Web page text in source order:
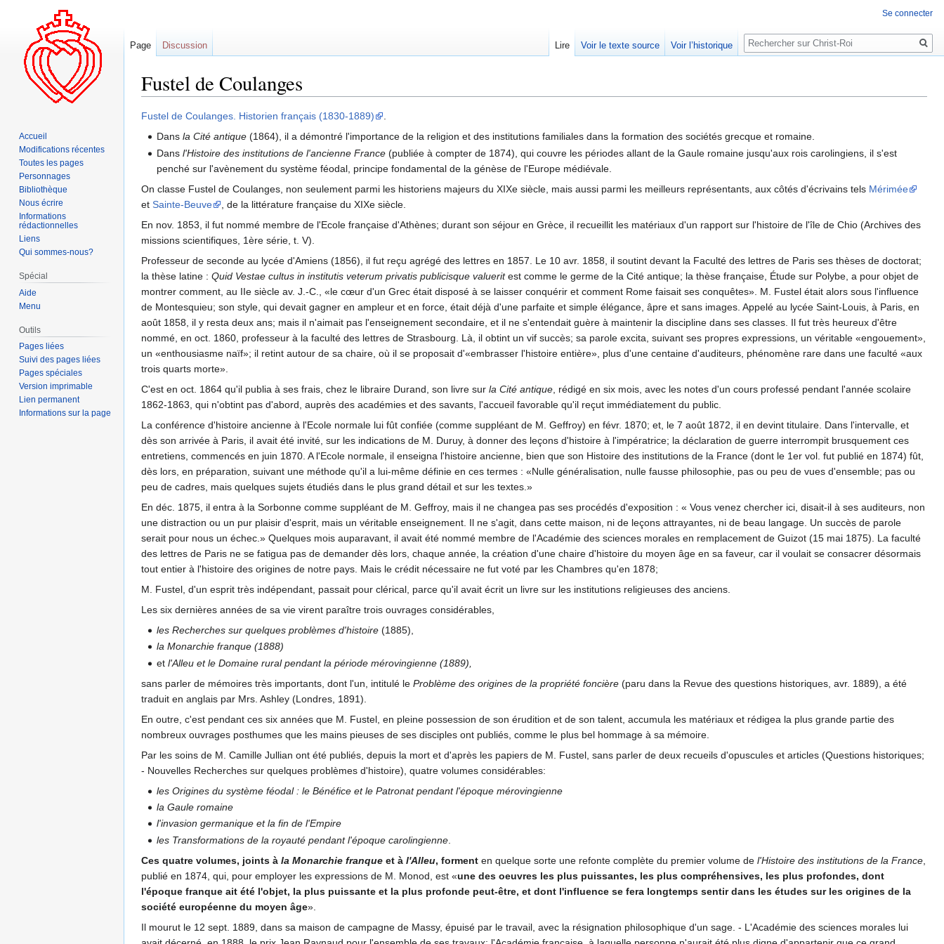
Fustel de Coulanges
Aller
Aller
Fustel de Coulanges. Historien français (1830-1889)
.
Dansla Cité antique (1864), il a démontré l'importance de la religion et des institutions familiales dans la formation des sociétés grecque et romaine.
Dansl'Histoire des institutions de l'ancienne France (publiée à compter de 1874), qui couvre les périodes allant de la Gaule romaine jusqu'aux rois carolingiens, il s'est
penché sur l'avènement du système féodal, principe fondamental de la génèse de l'Europe médiévale.
On classe Fustel de Coulanges, non seulement parmi les historiens majeurs du XIXe siècle, mais aussi parmi les meilleurs représentants, aux côtés d'écrivains tels Mérimée
et Sainte-Beuve
, de la littérature française du XIXe siècle.
En nov. 1853, il fut nommé membre de l'Ecole française d'Athènes; durant son séjour en Grèce, il recueillit les matériaux d'un rapport sur l'histoire de l'île de Chio (Archives des
missions scientifiques, 1ère série, t. V).
Professeur de seconde au lycée d'Amiens (1856), il fut reçu agrégé des lettres en 1857. Le 10 avr. 1858, il soutint devant la Faculté des lettres de Paris ses thèses de doctorat;
la thèse latine : Quid Vestae cultus in institutis veterum privatis publicisque valueritest comme le germe de la Cité antique; la thèse française, Étude sur Polybe, a pour objet de
montrer comment, au IIe siècle av. J.-C., «le cœur d'un Grec était disposé à se laisser conquérir et comment Rome faisait ses conquêtes». M. Fustel était alors sous l'influence
de Montesquieu; son style, qui devait gagner en ampleur et en force, était déjà d'une parfaite et simple élégance, âpre et sans images. Appelé au lycée Saint-Louis, à Paris, en
août 1858, il y resta deux ans; mais il n'aimait pas l'enseignement secondaire, et il ne s'entendait guère à maintenir la discipline dans ses classes. Il fut très heureux d'être
nommé, en oct. 1860, professeur à la faculté des lettres de Strasbourg. Là, il obtint un vif succès; sa parole excita, suivant ses propres expressions, un véritable «engouement»,
un «enthousiasme naïf»; il retint autour de sa chaire, où il se proposait d'«embrasser l'histoire entière», plus d'une centaine d'auditeurs, phénomène rare dans une faculté «aux
trois quarts morte».
C'est en oct. 1864 qu'il publia à ses frais, chez le libraire Durand, son livre sur la Cité antique , rédigé en six mois, avec les notes d'un cours professé pendant l'année scolaire
1862-1863, qui n'obtint pas d'abord, auprès des académies et des savants, l'accueil favorable qu'il reçut immédiatement du public.
La conférence d'histoire ancienne à l'Ecole normale lui fût confiée (comme suppléant de M. Geffroy) en févr. 1870; et, le 7 août 1872, il en devint titulaire. Dans l'intervalle, et
dès son arrivée à Paris, il avait été invité, sur les indications de M. Duruy, à donner des leçons d'histoire à l'impératrice; la déclaration de guerre interrompit brusquement ces
entretiens, commencés en juin 1870. A l'Ecole normale, il enseigna l'histoire ancienne, bien que son Histoire des institutions de la France (dont le 1er vol. fut publié en 1874) fût,
dès lors, en préparation, suivant une méthode qu'il a lui-même définie en ces termes : «Nulle généralisation, nulle fausse philosophie, pas ou peu de vues d'ensemble; pas ou
peu de cadres, mais quelques sujets étudiés dans le plus grand détail et sur les textes.»
En déc. 1875, il entra à la Sorbonne comme suppléant de M. Geffroy, mais il ne changea pas ses procédés d'exposition : « Vous venez chercher ici, disait-il à ses auditeurs, non
une distraction ou un pur plaisir d'esprit, mais un véritable enseignement. Il ne s'agit, dans cette maison, ni de leçons attrayantes, ni de beau langage. Un succès de parole
serait pour nous un échec.» Quelques mois auparavant, il avait été nommé membre de l'Académie des sciences morales en remplacement de Guizot (15 mai 1875). La faculté
des lettres de Paris ne se fatigua pas de demander dès lors, chaque année, la création d'une chaire d'histoire du moyen âge en sa faveur, car il voulait se consacrer désormais
tout entier à l'histoire des origines de notre pays. Mais le crédit nécessaire ne fut voté par les Chambres qu'en 1878;
M. Fustel, d'un esprit très indépendant, passait pour clérical, parce qu'il avait écrit un livre sur les institutions religieuses des anciens.
Les six dernières années de sa vie virent paraître trois ouvrages considérables,
les Recherches sur quelques problèmes d'histoire (1885),
la Monarchie franque (1888)
etl'Alleu et le Domaine rural pendant la période mérovingienne (1889),
sans parler de mémoires très importants, dont l'un, intitulé le Problème des origines de la propriété foncière (paru dans la Revue des questions historiques, avr. 1889), a été
traduit en anglais par Mrs. Ashley (Londres, 1891).
En outre, c'est pendant ces six années que M. Fustel, en pleine possession de son érudition et de son talent, accumula les matériaux et rédigea la plus grande partie des
nombreux ouvrages posthumes que les mains pieuses de ses disciples ont publiés, comme le plus bel hommage à sa mémoire.
Par les soins de M. Camille Jullian ont été publiés, depuis la mort et d'après les papiers de M. Fustel, sans parler de deux recueils d'opuscules et articles (Questions historiques;
- Nouvelles Recherches sur quelques problèmes d'histoire), quatre volumes considérables:
les Origines du système féodal : le Bénéfice et le Patronat pendant l'époque mérovingienne
la Gaule romaine
l'invasion germanique et la fin de l'Empire
les Transformations de la royauté pendant l'époque carolingienne
Ces quatre volumes, joints à la Monarchie franque et à l'Alleu, forment en quelque sorte une refonte complète du premier volume de l'Histoire des institutions de la France
publié en 1874, qui, pour employer les expressions de M. Monod, est «une des oeuvres les plus puissantes, les plus compréhensives, les plus profondes, dont
l'époque franque ait été l'objet, la plus puissante et la plus profonde peut-être, et dont l'influence se fera longtemps sentir dans les études sur les origines de la
société européenne du moyen âge».
Il mourut le 12 sept. 1889, dans sa maison de campagne de Massy, épuisé par le travail, avec la résignation philosophique d'un sage. - L'Académie des sciences morales lui
Se connecter
Page Discussion Lire Voir le texte source Voir l’historique
Rechercher
Accueil
Modifications récentes
Toutes les pages
Personnages
Bibliothèque
Nous écrire
Informations
rédactionnelles
Liens
Qui sommes-nous?
Spécial
Aide
Menu
Outils
Pages liées
Suivi des pages liées
Pages spéciales
Version imprimable
Lien permanent
Informations sur la page